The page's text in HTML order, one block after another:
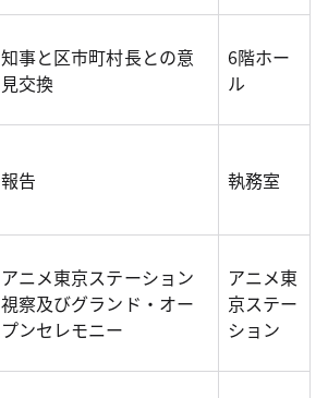
知事と区市町村長との意
見交換
6階ホー
ル
報告 執務室
アニメ東京ステーション
視察及びグランド・オー
プンセレモニー
アニメ東
京ステー
ション